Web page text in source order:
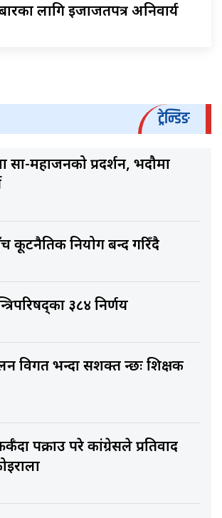
लागि इजाजतपत्र अनिवार्य
ट्रेन्डिङ
महाजनको प्रदर्शन, भदौमा
कूटनैतिक नियोग बन्द गरिँदै
३८४ निर्णय
विगत भन्दा सशक्त हुन्छः शिक्षक
पक्राउ परे कांग्रेसले प्रतिवाद